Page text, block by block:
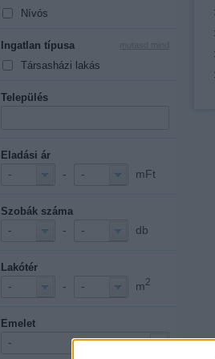
Nívós
Ingatlan típusa
Társasházi lakás
Település
Eladási ár
- - - mFt
Szobák száma
- - - db
Lakótér
- - - m2
Emelet
-